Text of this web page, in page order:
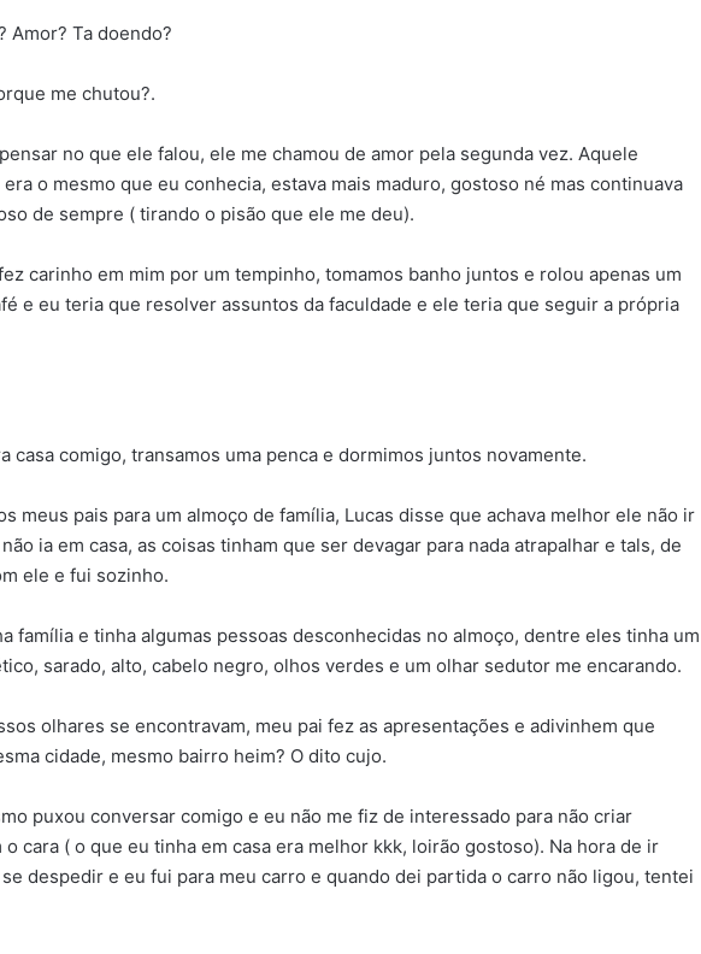
Amor? Ta doendo?
me chutou?.
no que ele falou, ele me chamou de amor pela segunda vez. Aquele
o mesmo que eu conhecia, estava mais maduro, gostoso né mas continuava
de sempre ( tirando o pisão que ele me deu).
carinho em mim por um tempinho, tomamos banho juntos e rolou apenas um
e eu teria que resolver assuntos da faculdade e ele teria que seguir a própria
casa comigo, transamos uma penca e dormimos juntos novamente.
meus pais para um almoço de família, Lucas disse que achava melhor ele não ir
ia em casa, as coisas tinham que ser devagar para nada atrapalhar e tals, de
ele e fui sozinho.
família e tinha algumas pessoas desconhecidas no almoço, dentre eles tinha um
sarado, alto, cabelo negro, olhos verdes e um olhar sedutor me encarando.
olhares se encontravam, meu pai fez as apresentações e adivinhem que
cidade, mesmo bairro heim? O dito cujo.
puxou conversar comigo e eu não me fiz de interessado para não criar
cara ( o que eu tinha em casa era melhor kkk, loirão gostoso). Na hora de ir
despedir e eu fui para meu carro e quando dei partida o carro não ligou, tentei